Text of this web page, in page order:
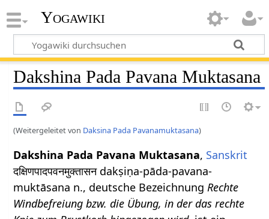
Yogawiki
Dakshina Pada Pavana Muktasana
(Weitergeleitet von Daksina Pada Pavanamuktasana)
Dakshina Pada Pavana Muktasana, Sanskrit
दक्षिणपादपवनमुक्तासन dakṣiṇa-pāda-pavana-
muktāsana n., deutsche BezeichnungRechte
Windbefreiung bzw. die Übung, in der das rechte